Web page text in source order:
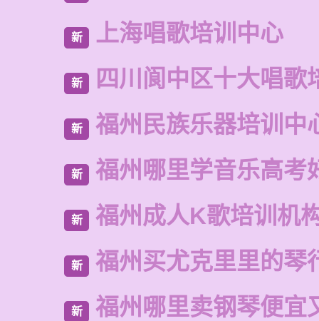
新 上海唱歌培训中心
新 四川阆中区十大唱歌
新 福州民族乐器培训中
新 福州哪里学音乐高考
新 福州成人K歌培训机
新 福州买尤克里里的琴
新 福州哪里卖钢琴便宜